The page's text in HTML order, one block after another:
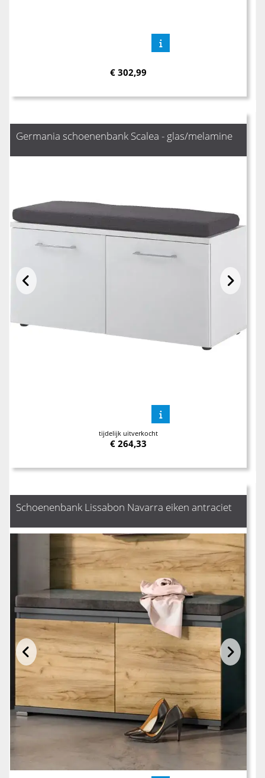
€ 302,99
Germania schoenenbank Scalea - glas/melamine
tijdelijk uitverkocht
€ 264,33
Schoenenbank Lissabon Navarra eiken antraciet